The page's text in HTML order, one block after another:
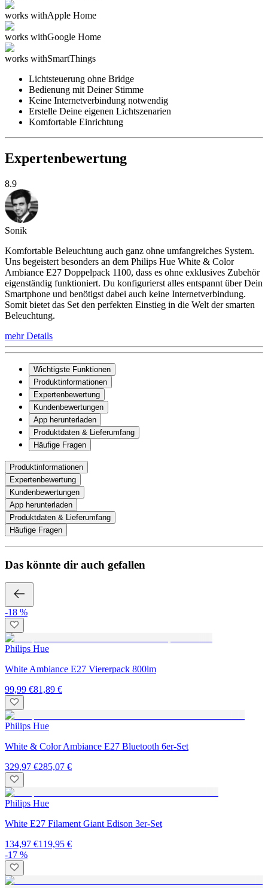
works withApple Home
works withGoogle Home
works withSmartThings
Lichtsteuerung ohne Bridge
Bedienung mit Deiner Stimme
Keine Internetverbindung notwendig
Erstelle Deine eigenen Lichtszenarien
Komfortable Einrichtung
Expertenbewertung
8.9
Sonik
Komfortable Beleuchtung auch ganz ohne umfangreiches System.
Uns begeistert besonders an dem Philips Hue White & Color
Ambiance E27 Doppelpack 1100, dass es ohne exklusives Zubehör
eigenständig funktioniert. Du konfigurierst alles entspannt über Dein
Smartphone und benötigst dabei auch keine Internetverbindung.
Somit bietet das Set den perfekten Einstieg in die Welt der smarten
Beleuchtung.
mehr Details
Wichtigste Funktionen
Produktinformationen
Expertenbewertung
Kundenbewertungen
App herunterladen
Produktdaten & Lieferumfang
Häufige Fragen
Produktinformationen
Expertenbewertung
Kundenbewertungen
App herunterladen
Produktdaten & Lieferumfang
Häufige Fragen
Das könnte dir auch gefallen
-18 %
Philips Hue
White Ambiance E27 Viererpack 800lm
99,99 €81,89 €
Philips Hue
White & Color Ambiance E27 Bluetooth 6er-Set
329,97 €285,07 €
Philips Hue
White E27 Filament Giant Edison 3er-Set
134,97 €119,95 €
-17 %